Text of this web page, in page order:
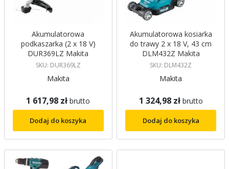
Akumulatorowa
podkaszarka (2 x 18 V)
DUR369LZ Makita
SKU: DUR369LZ
Makita
1 617,98 zł brutto
Dodaj do koszyka
Akumulatorowa kosiarka
do trawy 2 x 18 V, 43 cm
DLM432Z Makita
SKU: DLM432Z
Makita
1 324,98 zł brutto
Dodaj do koszyka